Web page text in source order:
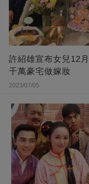
許紹雄宣布女兒12
千萬豪宅做嫁妝
2023/07/05